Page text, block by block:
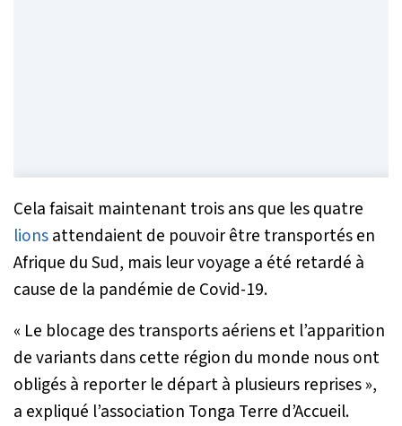
Cela faisait maintenant trois ans que les quatre
lionsattendaient de pouvoir être transportés en
Afrique du Sud, mais leur voyage a été retardé à
cause de la pandémie de Covid-19.
« Le blocage des transports aériens et l’apparition
de variants dans cette région du monde nous ont
obligés à reporter le départ à plusieurs reprises »,
a expliqué l’association Tonga Terre d’Accueil.